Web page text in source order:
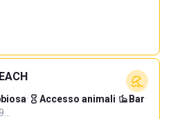
· Accesso animali· Bar·